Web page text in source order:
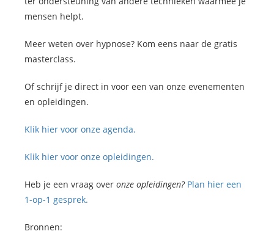
mensen helpt.
Meer weten over hypnose? Kom eens naar de gratis
masterclass.
Of schrijf je direct in voor een van onze evenementen
en opleidingen.
Klik hier voor onze agenda.
Klik hier voor onze opleidingen.
Heb je een vraag over onze opleidingen? Plan hier een
1-op-1 gesprek.
Bronnen: